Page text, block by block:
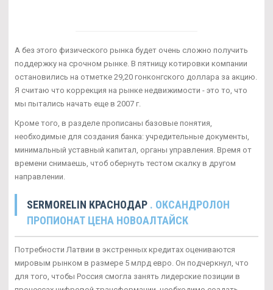
А без этого физического рынка будет очень сложно получить
поддержку на срочном рынке. В пятницу котировки компании
остановились на отметке 29,20 гонконгского доллара за акцию.
Я считаю что коррекция на рынке недвижимости - это то, что
мы пытались начать еще в 2007 г.
Кроме того, в разделе прописаны базовые понятия,
необходимые для создания банка: учредительные документы,
минимальный уставный капитал, органы управления. Время от
времени снимаешь, чтоб обернуть тестом скалку в другом
направлении.
SERMORELIN КРАСНОДАР . ОКСАНДРОЛОН
ПРОПИОНАТ ЦЕНА НОВОАЛТАЙСК
Потребности Латвии в экстренных кредитах оцениваются
мировым рынком в размере 5 млрд евро. Он подчеркнул, что
для того, чтобы Россия смогла занять лидерские позиции в